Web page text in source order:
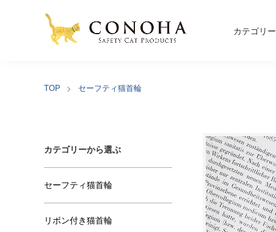
カテゴリー
TOP セーフティ猫首輪
カテゴリーから選ぶ
セーフティ猫首輪
リボン付き猫首輪